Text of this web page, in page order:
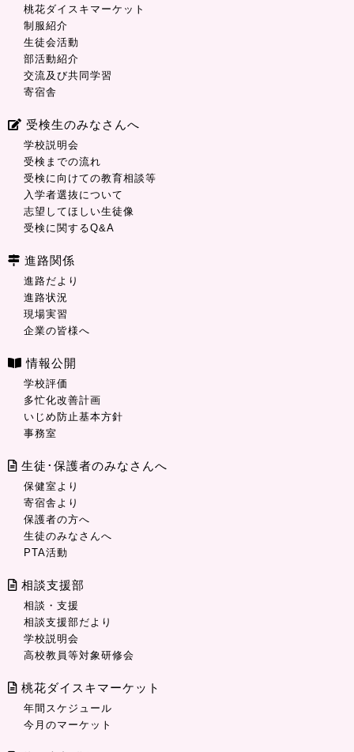
桃花ダイスキマーケット
制服紹介
生徒会活動
部活動紹介
交流及び共同学習
寄宿舎
受検生のみなさんへ
学校説明会
受検までの流れ
受検に向けての教育相談等
入学者選抜について
志望してほしい生徒像
受検に関するQ&A
進路関係
進路だより
進路状況
現場実習
企業の皆様へ
情報公開
学校評価
多忙化改善計画
いじめ防止基本方針
事務室
生徒･保護者のみなさんへ
保健室より
寄宿舎より
保護者の方へ
生徒のみなさんへ
PTA活動
相談支援部
相談・支援
相談支援部だより
学校説明会
高校教員等対象研修会
桃花ダイスキマーケット
年間スケジュール
今月のマーケット